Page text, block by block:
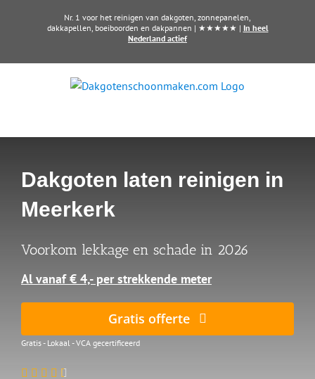
Nr. 1 voor het reinigen van dakgoten, zonnepanelen,
dakkapellen, boeiboorden en dakpannen | ★★★★★ | In heel
Nederland actief
Dakgoten laten reinigen in
Meerkerk
Voorkom lekkage en schade in 2026
Al vanaf € 4,- per strekkende meter
Gratis offerte
Gratis - Lokaal - VCA gecertificeerd